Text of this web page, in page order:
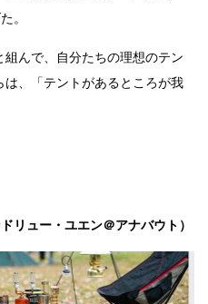
。
んで、自分たちの理想のテン
は、「テントがあるところが我
ュー・ユエン＠アナバウト）